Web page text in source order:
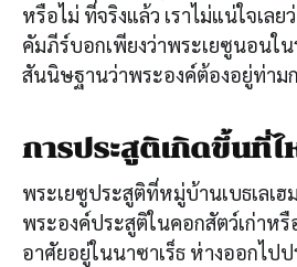
หรือไม่ ที่จริงแล้ว เราไม่แน่ใจเล
คัมภีร์บอกเพียงว่าพระเยซูนอนใ
สันนิษฐานว่าพระองค์ต้องอยู่ท่าม
การประสูติเกิดขึ้นที่ไ
พระเยซูประสูติที่หมู่บ้านเบธเลเ
พระองค์ประสูติในคอกสัตว์เก่าหรื
อาศัยอยู่ในนาซาเร็ธ ห่างออกไป